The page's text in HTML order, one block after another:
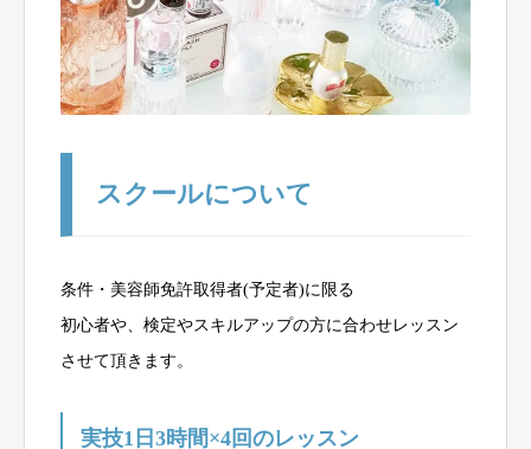
スクールについて
条件・美容師免許取得者(予定者)に限る
初心者や、検定やスキルアップの方に合わせレッスン
させて頂きます。
実技1日3時間×4回のレッスン